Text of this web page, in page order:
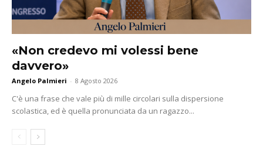
«Non credevo mi volessi bene
davvero»
Angelo Palmieri - 8 Agosto 2026
C'è una frase che vale più di mille circolari sulla dispersione
scolastica, ed è quella pronunciata da un ragazzo...